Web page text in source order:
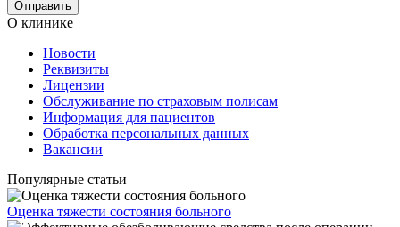
О клинике
Новости
Реквизиты
Лицензии
Обслуживание по страховым полисам
Информация для пациентов
Обработка персональных данных
Вакансии
Популярные статьи
Оценка тяжести состояния больного